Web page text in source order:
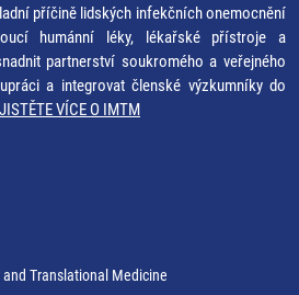
příčině lidských infekčních onemocnění
humánní léky, lékařské přístroje a
partnerství soukromého a veřejného
a integrovat členské výzkumníky do
VÍCE O IMTM
Translational Medicine